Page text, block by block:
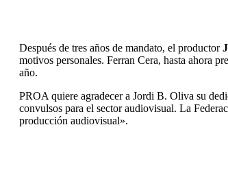
Después de tres años de mandato, el productor
motivos personales. Ferran Cera, hasta ahora
año.
PROA quiere agradecer a Jordi B. Oliva su
convulsos para el sector audiovisual. La
producción audiovisual».